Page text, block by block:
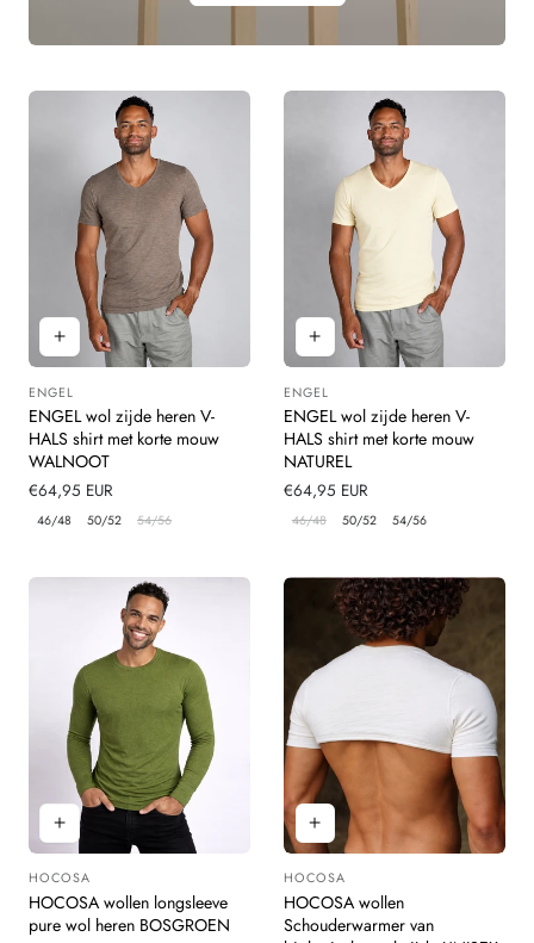
N
G
Leverancier:
ENGEL
ENGEL wol zijde heren V-
HALS shirt met korte mouw
WALNOOT
Normale
prijs
€64,95 EUR
46/48 50/52 54/56
Leverancier:
ENGEL
ENGEL wol zijde heren V-
HALS shirt met korte mouw
NATUREL
Normale
prijs
€64,95 EUR
46/48 50/52 54/56
Leverancier:
HOCOSA
HOCOSA wollen longsleeve
pure wol heren BOSGROEN
Leverancier:
HOCOSA
HOCOSA wollen
Schouderwarmer van